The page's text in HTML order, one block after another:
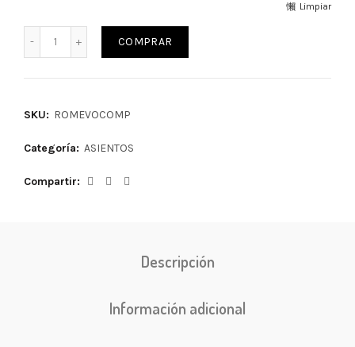
Limpiar
COMPRAR
SKU: ROMEVOCOMP
Categoría: ASIENTOS
Compartir
Descripción
Información adicional